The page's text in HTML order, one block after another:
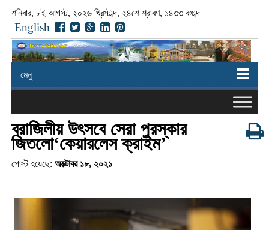
শনিবার, ৮ই আগস্ট, ২০২৬ খ্রিস্টাব্দ, ২৪শে শ্রাবণ, ১৪৩৩ বঙ্গাব্দ
English
মেনু
ব্রাজিলীয় উৎসবে সেরা পুরস্কার
জিতলো‘কেয়ারলেস ক্রাইম’
পোস্ট হয়েছে: অক্টোবর ১৮, ২০২১